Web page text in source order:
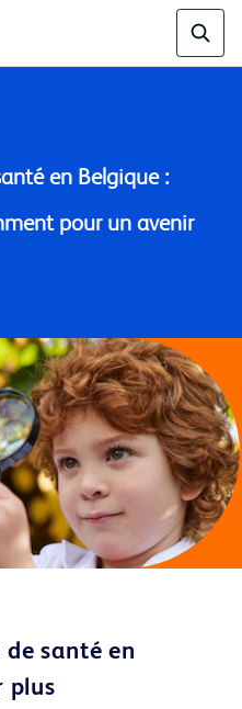
en Belgique :
pour un avenir
santé en
plus